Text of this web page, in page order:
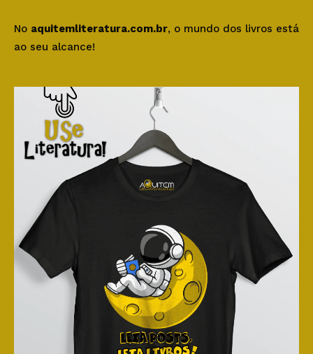
No aquitemliteratura.com.br, o mundo dos livros está
ao seu alcance!